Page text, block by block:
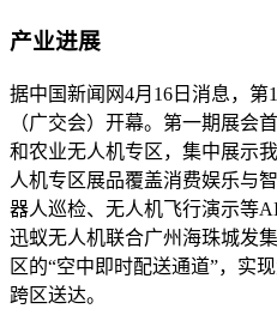
产业进展
据中国新闻网4月16日消息，
（广交会）开幕。第一期展会
和农业无人机专区，集中展示
人机专区展品覆盖消费娱乐与
器人巡检、无人机飞行演示等
迅蚁无人机联合广州海珠城发
区的“空中即时配送通道”，实
跨区送达。